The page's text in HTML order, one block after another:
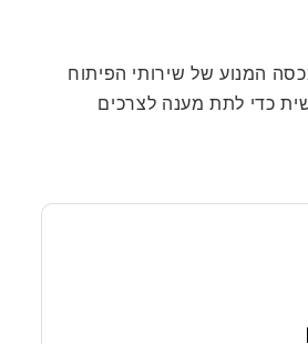
המנוע של שירותי הפיתוח
כדי לתת מענה לצרכים